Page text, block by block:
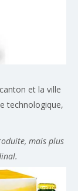
et la ville
technologique,
mais plus